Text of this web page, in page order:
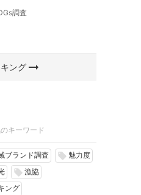
賀、愛知が順位上昇
幸福度調査2026】
調査
ングarrow_right_alt
キーワード
ブランド調査 local_offer 魅力度
local_offer 漁協
ング